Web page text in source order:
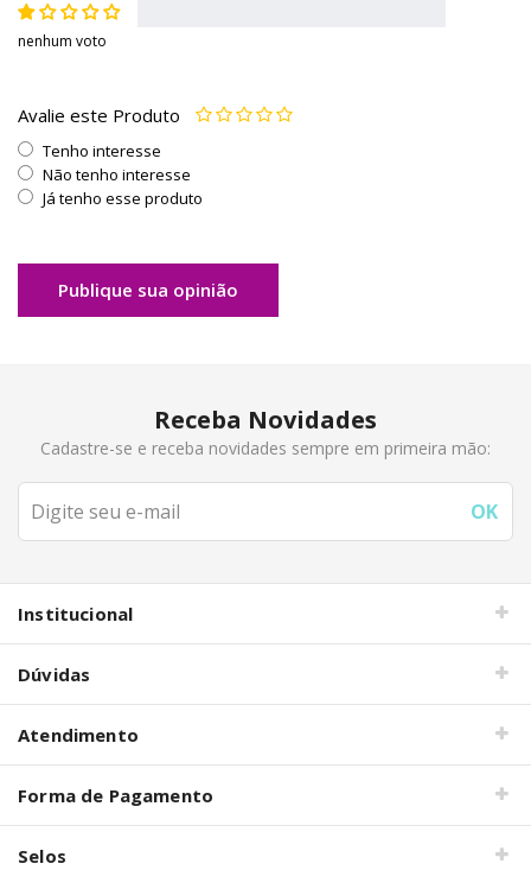
nenhum voto
Avalie este Produto
Tenho interesse
Não tenho interesse
Já tenho esse produto
Publique sua opinião
Receba Novidades
Cadastre-se e receba novidades sempre em primeira mão:
Institucional
Dúvidas
Atendimento
Forma de Pagamento
Selos